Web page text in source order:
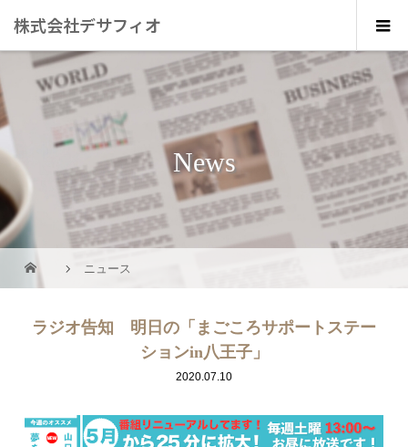
株式会社デサフィオ
News
ニュース
ラジオ告知 明日の「まごころサポートステー
ションin八王子」
2020.07.10